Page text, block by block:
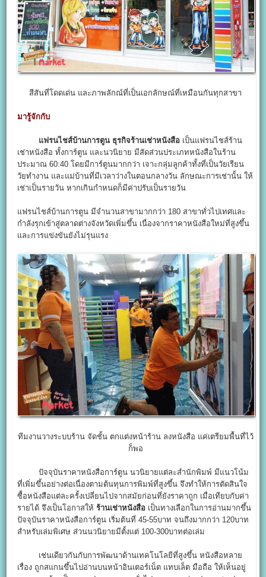
สีสันที่โดดเด่น และภาพลักณ์ที่เป็นเอกลักษณ์ที่เหมือนกันทุกสาขา
มารู้จักกับ
แฟรนไชส์บ้านการตูน ธุรกิจร้านเช่าหนังสือ เป็นแฟรนไชส์ร้าน
เช่าหนังสือ ทั้งการ์ตูน และนวนิยาย มีสัดส่วนประเภทหนังสือในร้าน
ประมาณ 60:40 โดยมีการ์ตูนมากกว่า เจาะกลุ่มลูกค้าทั้งที่เป็นวัยเรียน
วัยทำงาน และแม่บ้านที่มีเวลาว่างในตอนกลางวัน ลักษณะการเช่านั้น ให้
เช่าเป็นรายวัน หากเกินกำหนดก็มีค่าปรับเป็นรายวัน
แฟรนไชส์บ้านการตูน มีจำนวนสาขามากกว่า 180 สาขาทั่วไปเทศและ
กำลังรุกเข้าสู่ตลาดต่างจังหวัดเพิ่มขึ้น เนื่องจากราคาหนังสือใหม่ที่สูงขึ้น
และการแข่งขันยังไม่รุนแรง
ทีมงานวางระบบร้าน จัดชั้น ตกแต่งหน้าร้าน ลงหนังสือ แค่เตรียมพื้นที่ไว้
ก็พอ
ปัจจุบันราคาหนังสือการ์ตูน นวนิยายแต่ละสำนักพิมพ์ มีแนวโน้ม
ที่เพิ่มขึ้นอย่างต่อเนื่องตามต้นทุนการพิมพ์ที่สูงขึ้น จึงทำให้การตัดสินใจ
ซื้อหนังสือแต่ละครั้งเปลี่ยนไปจากสมัยก่อนที่ยังราคาถูก เมื่อเทียบกับค่า
รายได้ จึงเป็นโอกาสให้ร้านเช่าหนังสือ เป็นทางเลือกในการอ่านมากขึ้น
ปัจจุบันราคาหนังสือการ์ตูน เริ่มต้นที่ 45-55บาท จนถึงมากกว่า 120บาท
สำหรับเล่มพิเศษ ส่วนนวนิยายมีตั้งแต่ 100-300บาทต่อเล่ม
เช่นเดียวกันกับการพัฒนาด้านเทคโนโลยีที่สูงขึ้น หนังสือหลาย
เรื่อง ถูกสแกนขึ้นไปอ่านบนหน้าอินเตอร์เน็ต แทบเล็ต มือถือ ให้เห็นอยู่